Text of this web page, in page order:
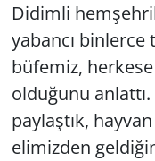
Didimli
yabancı
büfemiz,
olduğunu
paylaştık,
elimizden